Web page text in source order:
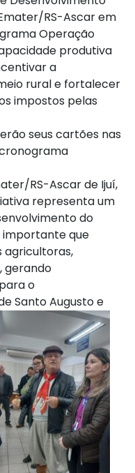
RS-Ascar em
Operação
produtiva
a
rural e fortalecer
impostos pelas
seus cartões nas
RS-Ascar de Ijuí,
representa um
do
importante que
agricultoras,
gerando
o
Santo Augusto e